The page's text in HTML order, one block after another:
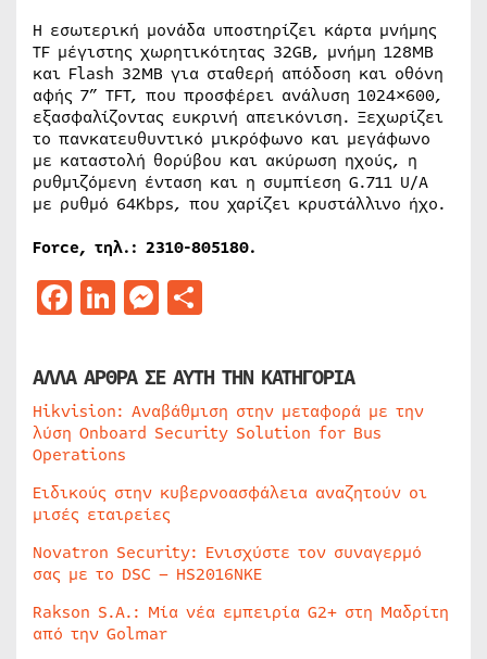
Η εσωτερική μονάδα υποστηρίζει κάρτα μνήμης
TF μέγιστης χωρητικότητας 32GB, μνήμη 128MB
και Flash 32MB για σταθερή απόδοση και οθόνη
αφής 7” TFT, που προσφέρει ανάλυση 1024×600,
εξασφαλίζοντας ευκρινή απεικόνιση. Ξεχωρίζει
το πανκατευθυντικό μικρόφωνο και μεγάφωνο
με καταστολή θορύβου και ακύρωση ηχούς, η
ρυθμιζόμενη ένταση και η συμπίεση G.711 U/A
με ρυθμό 64Kbps, που χαρίζει κρυστάλλινο ήχο.
Force, τηλ.: 2310-805180.
Facebook
LinkedIn
Messenger
ΑΛΛΑ ΑΡΘΡΑ ΣΕ ΑΥΤΗ ΤΗΝ ΚΑΤΗΓΟΡΙΑ
Hikvision: Αναβάθμιση στην μεταφορά με την
λύση Onboard Security Solution for Bus
Operations
Ειδικούς στην κυβερνοασφάλεια αναζητούν οι
μισές εταιρείες
Novatron Security: Ενισχύστε τον συναγερμό
σας με το DSC – HS2016NKE
Rakson S.A.: Μία νέα εμπειρία G2+ στη Μαδρίτη
από την Golmar